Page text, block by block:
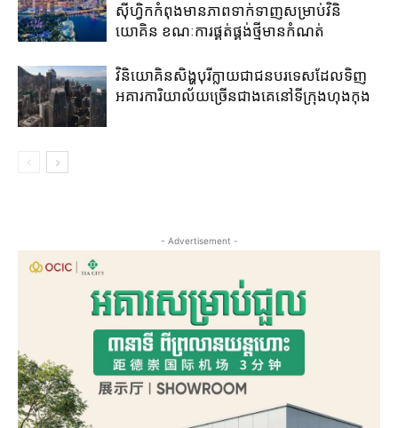
ស៊ីហ្វិក​កំពុង​មាន​ភាព​ទាក់ទាញ​សម្រាប់​វិនិ
យោគិន​ ខណៈការ​ផ្គត់​ផ្គង់​ថ្មី​មាន​កំណត់
វិនិយោគិនសិង្ហបុរីក្លាយជាជនបរទេសដែលទិញ
អគារការិយាល័យច្រើនជាងគេនៅទីក្រុងហុងកុង
- Advertisement -